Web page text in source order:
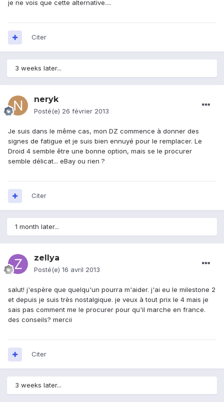
je ne vois que cette alternative....
Citer
3 weeks later...
neryk
Posté(e) 26 février 2013
Je suis dans le même cas, mon DZ commence à donner des
signes de fatigue et je suis bien ennuyé pour le remplacer. Le
Droid 4 semble être une bonne option, mais se le procurer
semble délicat... eBay ou rien ?
Citer
1 month later...
zellya
Posté(e) 16 avril 2013
salut! j'espère que quelqu'un pourra m'aider. j'ai eu le milestone 2
et depuis je suis très nostalgique. je veux à tout prix le 4 mais je
sais pas comment me le procurer pour qu'il marche en france.
des conseils? mercii
Citer
3 weeks later...